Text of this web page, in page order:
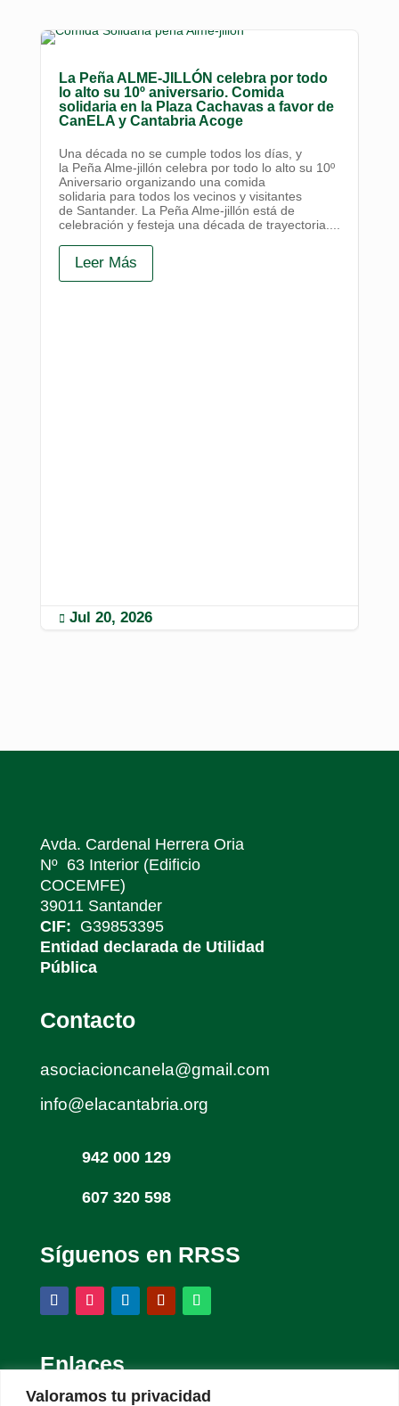
Valoramos tu privacidad
La Peña ALME-JILLÓN celebra por todo
lo alto su 10º aniversario. Comida
solidaria en la Plaza Cachavas a favor de
CanELA y Cantabria Acoge
Una década no se cumple todos los días, y
la Peña Alme-jillón celebra por todo lo alto su 10º
Aniversario organizando una comida
solidaria para todos los vecinos y visitantes
de Santander. La Peña Alme-jillón está de
celebración y festeja una década de trayectoria....
Leer Más
 Jul 20, 2026
Avda. Cardenal Herrera Oria
Nº 63 Interior (Edificio
COCEMFE)
39011 Santander
CIF: G39853395
Entidad declarada de Utilidad
Pública
Contacto
asociacioncanela@gmail.com
info@elacantabria.org
942 000 129
607 320 598
Síguenos en RRSS
Enlaces